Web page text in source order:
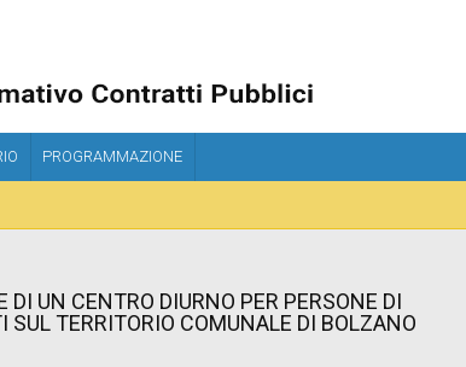
PROGRAMMAZIONE
UN CENTRO DIURNO PER PERSONE DI
TERRITORIO COMUNALE DI BOLZANO